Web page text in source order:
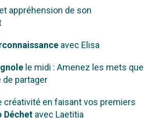
et appréhension de son
avec Elisa
le midi : Amenez les mets que
de partager
créativité en faisant vos premiers
Déchet avec Laetitia